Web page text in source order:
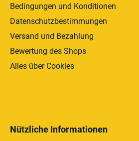
Bedingungen und Konditionen
Datenschutzbestimmungen
Versand und Bezahlung
Bewertung des Shops
Alles über Cookies
Nützliche Informationen